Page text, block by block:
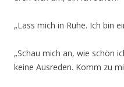
„Lass mich in Ruhe. Ich bin
„Schau mich an, wie schön
keine Ausreden. Komm zu